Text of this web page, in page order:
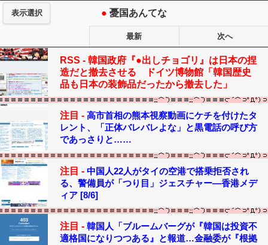
表示選択 ● 憂国あんてな
最新 次へ
RSS - 韓国政府『●出しチョゴリ』は日本の捏
造だと撤去させる ドイツ博物館「韓国歴史
品も日本の装飾品だったから撤去した」
注目 - 高市首相の熊本視察動画にケチを付けたタ
レント、「正体バレバレよな」と黒電話の呼び方
であっさりと……
注目 - 中国人22人がタイの空港で搭乗拒否され
る、警備員が「つり目」ジェスチャー―香港メデ
ィア [8/6]
注目 - 韓国人「ブルームバーグが『韓国は投資不
適格国になりつつある』と報道…金融委が『根拠